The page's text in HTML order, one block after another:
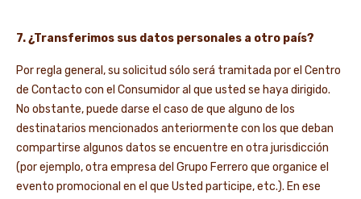
7. ¿Transferimos sus datos personales a otro país?
Por regla general, su solicitud sólo será tramitada por el Centro
de Contacto con el Consumidor al que usted se haya dirigido.
No obstante, puede darse el caso de que alguno de los
destinatarios mencionados anteriormente con los que deban
compartirse algunos datos se encuentre en otra jurisdicción
(por ejemplo, otra empresa del Grupo Ferrero que organice el
evento promocional en el que Usted participe, etc.). En ese